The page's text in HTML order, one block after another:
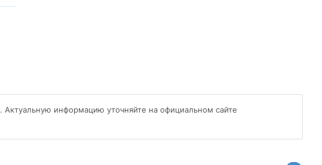
информацию уточняйте на официальном сайте